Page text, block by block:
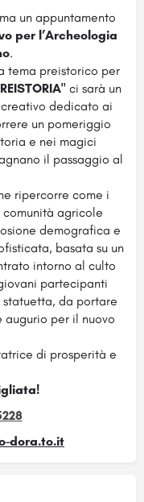
un appuntamento
per l’Archeologia
.
tema preistorico per
ci sarà un
dedicato ai
un pomeriggio
e nei magici
il passaggio al
ripercorre come i
agricole
demografica e
basata su un
intorno al culto
partecipanti
da portare
augurio per il nuovo
di prosperità e
dora.to.it